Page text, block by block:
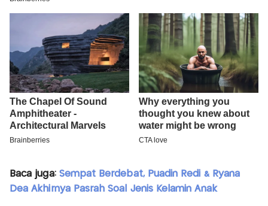
Baca juga: Sempat Berdebat, Puadin Redi & Ryana
Dea Akhirnya Pasrah Soal Jenis Kelamin Anak